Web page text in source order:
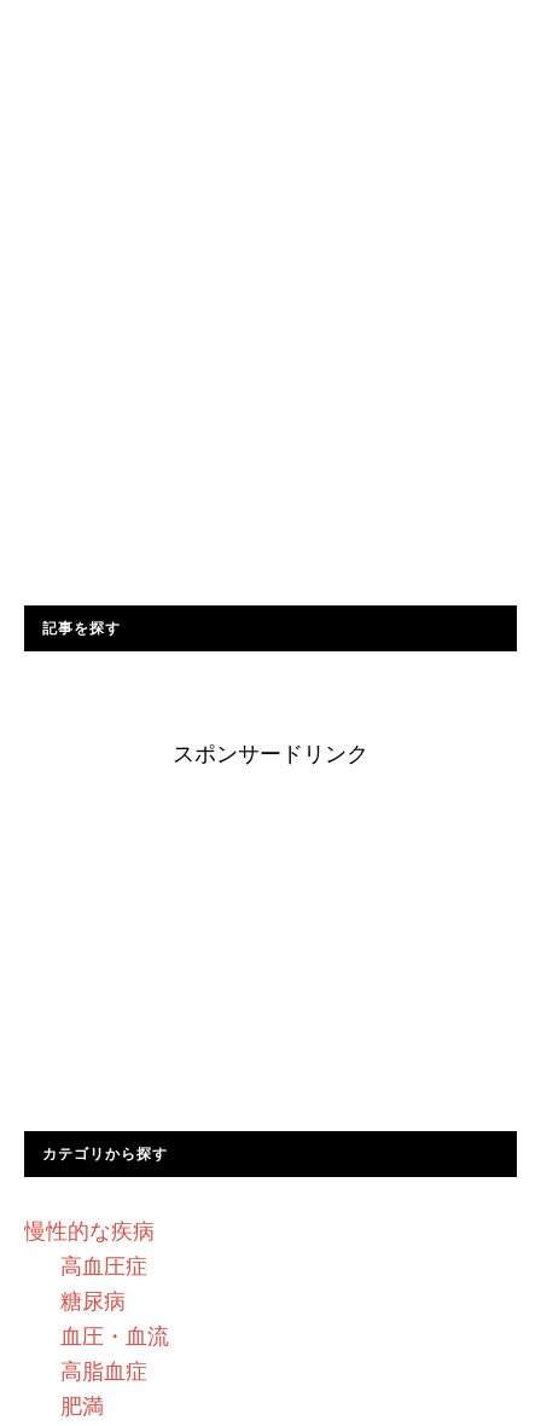
記事を探す
スポンサードリンク
カテゴリから探す
慢性的な疾病
高血圧症
糖尿病
血圧・血流
高脂血症
肥満